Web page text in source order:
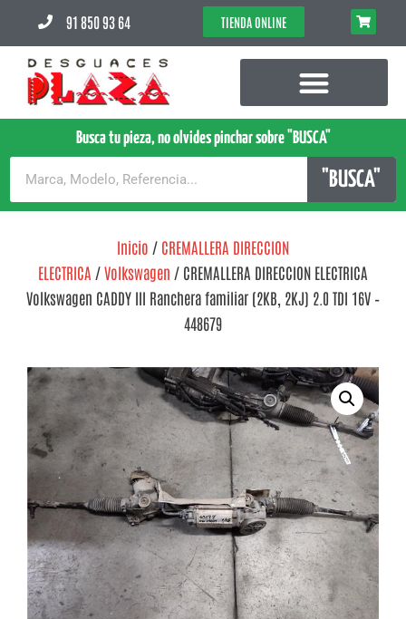
91 850 93 64 TIENDA ONLINE
Busca tu pieza, no olvides pinchar sobre "BUSCA"
"BUSCA"
Inicio / CREMALLERA DIRECCION
ELECTRICA /Volkswagen / CREMALLERA DIRECCION ELECTRICA
Volkswagen CADDY III Ranchera familiar (2KB, 2KJ) 2.0 TDI 16V –
448679